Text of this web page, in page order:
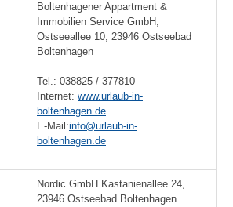
Boltenhagener Appartment &
Immobilien Service GmbH,
Ostseeallee 10, 23946 Ostseebad
Boltenhagen
Tel.: 038825 / 377810
Internet: www.urlaub-in-
boltenhagen.de
E-Mail:info@urlaub-in-
boltenhagen.de
Nordic GmbH Kastanienallee 24,
23946 Ostseebad Boltenhagen